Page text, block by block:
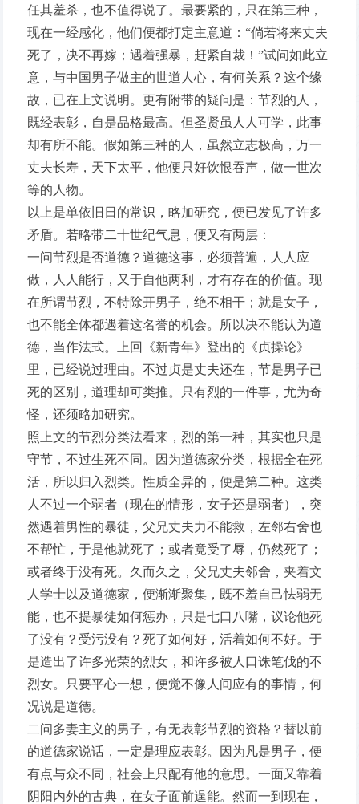
任其羞杀，也不值得说了。最要紧的，只在第三种，
现在一经感化，他们便都打定主意道：“倘若将来丈夫
死了，决不再嫁；遇着强暴，赶紧自裁！”试问如此立
意，与中国男子做主的世道人心，有何关系？这个缘
故，已在上文说明。更有附带的疑问是：节烈的人，
既经表彰，自是品格最高。但圣贤虽人人可学，此事
却有所不能。假如第三种的人，虽然立志极高，万一
丈夫长寿，天下太平，他便只好饮恨吞声，做一世次
等的人物。
以上是单依旧日的常识，略加研究，便已发见了许多
矛盾。若略带二十世纪气息，便又有两层：
一问节烈是否道德？道德这事，必须普遍，人人应
做，人人能行，又于自他两利，才有存在的价值。现
在所谓节烈，不特除开男子，绝不相干；就是女子，
也不能全体都遇着这名誉的机会。所以决不能认为道
德，当作法式。上回《新青年》登出的《贞操论》
里，已经说过理由。不过贞是丈夫还在，节是男子已
死的区别，道理却可类推。只有烈的一件事，尤为奇
怪，还须略加研究。
照上文的节烈分类法看来，烈的第一种，其实也只是
守节，不过生死不同。因为道德家分类，根据全在死
活，所以归入烈类。性质全异的，便是第二种。这类
人不过一个弱者（现在的情形，女子还是弱者），突
然遇着男性的暴徒，父兄丈夫力不能救，左邻右舍也
不帮忙，于是他就死了；或者竟受了辱，仍然死了；
或者终于没有死。久而久之，父兄丈夫邻舍，夹着文
人学士以及道德家，便渐渐聚集，既不羞自己怯弱无
能，也不提暴徒如何惩办，只是七口八嘴，议论他死
了没有？受污没有？死了如何好，活着如何不好。于
是造出了许多光荣的烈女，和许多被人口诛笔伐的不
烈女。只要平心一想，便觉不像人间应有的事情，何
况说是道德。
二问多妻主义的男子，有无表彰节烈的资格？替以前
的道德家说话，一定是理应表彰。因为凡是男子，便
有点与众不同，社会上只配有他的意思。一面又靠着
阴阳内外的古典，在女子面前逞能。然而一到现在，